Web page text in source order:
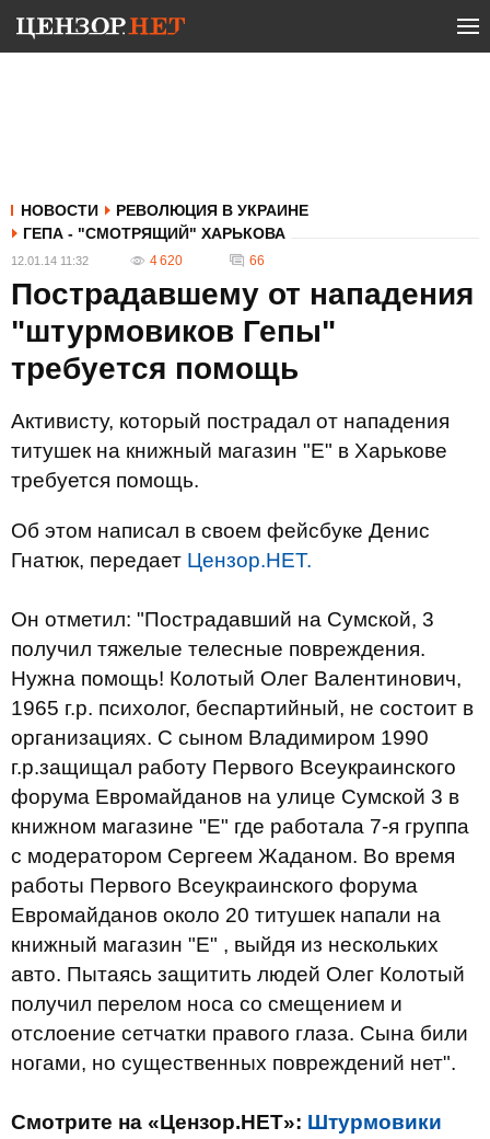
НОВОСТИ
РЕВОЛЮЦИЯ В УКРАИНЕ
ГЕПА - "СМОТРЯЩИЙ" ХАРЬКОВА
12.01.14 11:32 4 620 66
Пострадавшему от нападения
"штурмовиков Гепы"
требуется помощь
Активисту, который пострадал от нападения
титушек на книжный магазин "Е" в Харькове
требуется помощь.
Об этом написал в своем фейсбуке Денис
Гнатюк, передает Цензор.НЕТ.
Он отметил: "Пострадавший на Сумской, 3
получил тяжелые телесные повреждения.
Нужна помощь! Колотый Олег Валентинович,
1965 г.р. психолог, беспартийный, не состоит в
организациях. С сыном Владимиром 1990
г.р.защищал работу Первого Всеукраинского
форума Евромайданов на улице Сумской 3 в
книжном магазине "Е" где работала 7-я группа
с модератором Сергеем Жаданом. Во время
работы Первого Всеукраинского форума
Евромайданов около 20 титушек напали на
книжный магазин "Е" , выйдя из нескольких
авто. Пытаясь защитить людей Олег Колотый
получил перелом носа со смещением и
отслоение сетчатки правого глаза. Сына били
ногами, но существенных повреждений нет".
Смотрите на «Цензор.НЕТ»: Штурмовики